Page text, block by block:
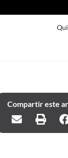
Compartir este